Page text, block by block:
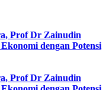
Prof Dr Zainudin
dengan Potensi
Prof Dr Zainudin